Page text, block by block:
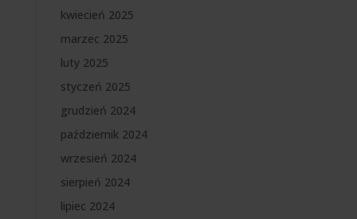
kwiecień 2025
marzec 2025
luty 2025
styczeń 2025
grudzień 2024
październik 2024
wrzesień 2024
sierpień 2024
lipiec 2024